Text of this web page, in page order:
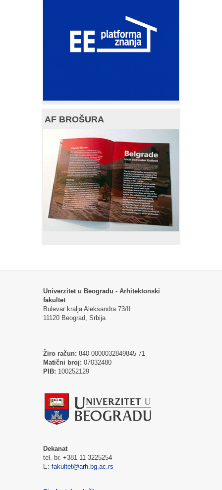
AF BROŠURA
Univerzitet u Beogradu - Arhitektonski
fakultet
Bulevar kralja Aleksandra 73/II
11120 Beograd, Srbija
Žiro račun: 840-0000032849845-71
Matični broj: 07032480
PIB: 100252129
Dekanat
tel. br. +381 11 3225254
E: fakultet@arh.bg.ac.rs